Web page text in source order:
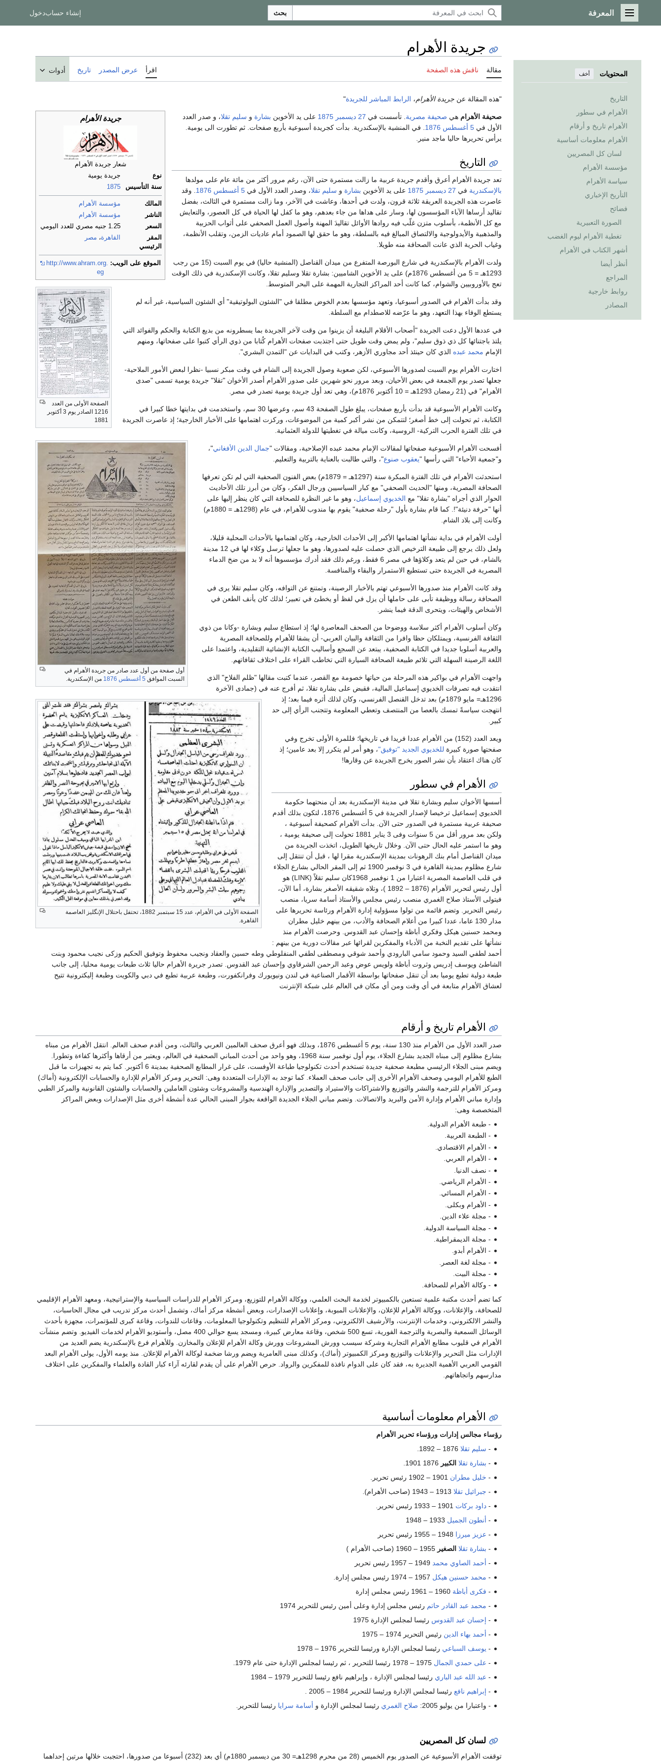
القائمة الرئيسية
المعرفة بحث إنشاء حسابدخول
المحتويات أخف
التاريخ
الأهرام في سطور
الأهرام تاريخ و أرقام
الأهرام معلومات أساسية
لسان كل المصريين
مؤسسة الأهرام
سياسة الأهرام
التأريخ الإخباري
فضائح
الصورة التعبيرية
تغطية الأهرام ليوم الغضب
أشهر الكتاب في الأهرام
أنظر أيضا
المراجع
روابط خارجية
المصادر
جريدة الأهرام
مقالة ناقش هذه الصفحة اقرأ عرض المصدر تاريخ أدوات
"هذه المقالة عن جريدة الأهرام، الرابط المباشر للجريدة"
جريدة الأهرام
شعار جريدة الأهرام
نوع
جريدة يومية
سنة التأسيس
1875
المالك
مؤسسة الأهرام
الناشر
مؤسسة الأهرام
السعر
1.25 جنيه مصري للعدد اليومي
المقر
الرئيسي
القاهرة، مصر
الموقع على الويب: http://www.ahram.org.
eg
الصفحة الأولى من العدد
1216 الصادر يوم 3 أكتوبر
1881
صحيفة الأهرام هي صحيفة مصرية . تأسست في 27 ديسمبر 1875 على يد الأخوين بشارة و سليم تقلا، و صدر العدد
الأول في 5 أغسطس 1876 . في المنشية بالإسكندرية. بدأت كجريدة أسبوعية بأربع صفحات. ثم تطورت الى يومية.
يرأس تحريرها حاليا ماجد منير.
التاريخ
أول صفحة من أول عدد صادر من جريدة الأهرام في
السبت الموافق 5 أغسطس 1876 من الإسكندرية.
تعد جريدة الأهرام أعرق وأقدم جريدة عربية ما زالت مستمرة حتى الآن، رغم مرور أكثر من مائة عام على مولدها
بالإسكندرية في 27 ديسمبر 1875 على يد الأخوين بشارة و سليم تقلا، وصدر العدد الأول في 5 أغسطس 1876. وقد
عاصرت هذه الجريدة العريقة ثلاثة قرون، ولدت في أحدها، وعاشت في الآخر، وما زالت مستمرة في الثالث، بفضل
تقاليد أرساها الآباء المؤسسون لها، وسار على هداها من جاء بعدهم، وهو ما كفل لها الحياة في كل العصور، والتعايش
مع كل الأنظمة، بأسلوب متزن غلّب فيه روادها الأوائل تقاليدَ المهنة وأصول العمل الصحفي على أثواب الحزبية
والمذهبية والأيدولوجية والالتصاق المبالغ فيه بالسلطة، وهو ما حقق لها الصمود أمام عاديات الزمن، وتقلب الأنظمة،
وغياب الحرية الذي عانت الصحافة منه طويلا.
ولدت الأهرام بالإسكندرية في شارع البورصة المتفرع من ميدان القناصل (المنشية حاليا) في يوم السبت (15 من رجب
1293هـ = 5 من أغسطس 1876م) على يد الأخوين الشاميين: بشارة تقلا وسليم تقلا، وكانت الإسكندرية في ذلك الوقت
تعج بالأوروبيين والشوام، كما كانت أحد المراكز التجارية المهمة على البحر المتوسط.
وقد بدأت الأهرام في الصدور أسبوعيا، وتعهد مؤسسها بعدم الخوض مطلقا في "الشئون البولوتيقية" أي الشئون السياسية، غير أنه لم
يستطع الوفاء بهذا التعهد، وهو ما عرّضه للاصطدام مع السلطة.
في عددها الأول دعت الجريدة "أصحاب الأقلام البليغة أن يزينوا من وقت لآخر الجريدة بما يسطرونه من بديع الكتابة والحكم والفوائد التي
يلتذ باجتنائها كل ذي ذوق سليم"، ولم يمض وقت طويل حتى اجتذبت صفحات الأهرام كُتابا من ذوي الرأي كتبوا على صفحاتها، ومنهم
الإمام محمد عبده الذي كان حينئذ أحد مجاوري الأزهر، وكتب في البدايات عن "التمدن البشري".
اختارت الأهرام يوم السبت لصدورها الأسبوعي، لكن صعوبة وصول الجريدة إلى الشام في وقت مبكر نسبيا -نظرا لبعض الأمور الملاحية-
جعلها تصدر يوم الجمعة في بعض الأحيان، وبعد مرور نحو شهرين على صدور الأهرام أصدر الأخوان "تقلا" جريدة يومية تسمى "صدى
الأهرام" في (21 رمضان 1293هـ = 10 أكتوبر 1876م)، وهي تعد أول جريدة يومية تصدر في مصر.
وكانت الأهرام الأسبوعية قد بدأت بأربع صفحات، يبلغ طول الصفحة 43 سم، وعرضها 30 سم، واستخدمت في بدايتها خطا كبيرا في
الكتابة، ثم تحولت إلى خط أصغر؛ لتتمكن من نشر أكبر كمية من الموضوعات، وركزت اهتمامها على الأخبار الخارجية؛ إذ عاصرت الجريدة
في تلك الفترة الحرب التركية- الروسية، وكانت ميالة في تغطيتها للدولة العثمانية.
الصفحة الأولى في الأهرام، عدد 15 سبتمبر 1882، تحتفل باحتلال الإنگليز العاصمة
القاهرة.
أفسحت الأهرام الأسبوعية صفحاتها لمقالات الإمام محمد عبده الإصلاحية، ومقالات "جمال الدين الأفغاني"،
و"جمعية الأحباء" التي رأسها "يعقوب صنوع"، والتي طالبت بالعناية بالتربية والتعليم.
استحدثت الأهرام في تلك الفترة المبكرة سنة (1297هـ = 1879م) بعض الفنون الصحفية التي لم تكن تعرفها
الصحافة المصرية، ومنها "الحديث الصحفي" مع كبار السياسيين ورجال الفكر، وكان من أبرز تلك الأحاديث
الحوار الذي أجراه "بشارة تقلا" مع الخديوي إسماعيل، وهو ما غير النظرة للصحافة التي كان ينظر إليها على
أنها "حرفة دنيئة"!. كما قام بشارة بأول "رحلة صحفية" يقوم بها مندوب للأهرام، في عام (1298هـ = 1880م)
وكانت إلى بلاد الشام.
أولت الأهرام في بداية نشأتها اهتمامها الأكبر إلى الأحداث الخارجية، وكان اهتمامها بالأحداث المحلية قليلا،
ولعل ذلك يرجع إلى طبيعة الترخيص الذي حصلت عليه لصدورها، وهو ما جعلها ترسل وكلاء لها في 12 مدينة
بالشام، في حين لم يتعد وكلاؤها في مصر 6 فقط، ورغم ذلك فقد أدرك مؤسسوها أنه لا بد من ضخ الدماء
المصرية في الجريدة حتى تستطيع الاستمرار والبقاء والمنافسة.
وقد كانت الأهرام منذ صدورها الأسبوعي تهتم بالأخبار الرصينة، وتمتنع عن التوافه، وكان سليم تقلا يرى في
الصحافة رسالة ووظيفة تأبى على حاملها أن يزل في لفظ أو يخطئ في تعبير؛ لذلك كان يأنف الطعن في
الأشخاص والهيئات، ويتحرى الدقة فيما ينشر.
وكان أسلوب الأهرام أكثر سلاسة ووضوحا من الصحف المعاصرة لها؛ إذ استطاع سليم وبشارة -وكانا من ذوي
الثقافة الفرنسية، ويمتلكان حظا وافرا من الثقافة والبيان العربي- أن يشقا للأهرام وللصحافة المصرية
والعربية أسلوبا جديدا في الكتابة الصحفية، يبتعد عن السجع وأساليب الكتابة الإنشائية التقليدية، واعتمدا على
اللغة الرصينة السهلة التي تلائم طبيعة الصحافة السيارة التي تخاطب القراء على اختلاف ثقافاتهم.
واجهت الأهرام في بواكير هذه المرحلة من حياتها خصومة مع القصر، عندما كتبت مقالها "ظلم الفلاح" الذي
انتقدت فيه تصرفات الخديوي إسماعيل المالية، فقبض على بشارة تقلا، ثم أفرج عنه في (جمادى الآخرة
1296هـ= مايو 1879م) بعد تدخل القنصل الفرنسي، وكان لذلك أثره فيما بعد؛ إذ
انتهجت سياسةً تمسك بالعصا من المنتصف وتعطي المعلومة وتتجنب الرأي إلى حد
كبير.
ويعد العدد (152) من الأهرام عددا فريدا في تاريخها؛ فللمرة الأولى تخرج وفي
صفحتها صورة كبيرة للخديوي الجديد "توفيق"، وهو أمر لم يتكرر إلا بعد عامين؛ إذ
كان هناك اعتقاد بأن نشر الصور يخرج الجريدة عن وقارها!
الأهرام في سطور
أسسها الأخوان سليم وبشارة تقلا في مدينة الإسكندرية بعد أن منحتهما حكومة
الخديوي إسماعيل ترخيصا لإصدار الجريدة في 5 أغسطس 1876، لتكون بذلك أقدم
صحيفة عربية مستمرة في الصدور حتى الآن. بدأت الأهرام كصحيفة أسبوعية ،
ولكن بعد مرور أقل من 5 سنوات وفى 3 يناير 1881 تحولت إلى صحيفة يومية ،
وهو ما استمر عليه الحال حتى الآن. وخلال تاريخها الطويل، اتخذت الجريدة من
ميدان القناصل أمام بنك الرهونات بمدينة الإسكندرية مقرا لها ، قبل أن تنتقل إلى
شارع مظلوم بمدينة القاهرة في 3 نوفمبر 1900 ثم إلى المقر الحالي بشارع الجلاء
في قلب العاصمة المصرية اعتبارا من 1 نوفمبر 1968كان سليم تقلاً (LINK) هو
أول رئيس لتحرير الأهرام (1876 – 1892 )، وتلاه شقيقه الأصغر بشارة، أما الآن،
فيتولى الأستاذ صلاح الغمري منصب رئيس مجلس والأستاذ أسامة سريا، منصب
رئيس التحرير. وتضم قائمة من تولوا مسؤولية إدارة الأهرام ورئاسة تحريرها على
مدار 130 عاما، عددا كبيرا من أعلام الصحافة والأدب، من بينهم خليل مطران
ومحمد حسنين هيكل وفكري أباظة وإحسان عبد القدوس. وحرصت الأهرام منذ
نشأتها على تقديم النخبة من الأدباء والمفكرين لقرائها عبر مقالات دورية من بينهم :
أحمد لطفي السيد وحمود سامي البارودي وأحمد شوقي ومصطفى لطفي المنفلوطي وطه حسين والعقاد ونجيب محفوظ وتوفيق الحكيم وزكى نجيب محمود وبنت
الشاطئ ويوسف إدريس وثروت أباظة ولويس عوض وعبد الرحمن الشرقاوي وإحسان عبد القدوس. تصدر جريرة الأهرام حاليا ثلاث طبعات يومية محليا، إلى جانب
طبعة دولية تطبع يوميا بعد أن تنقل صفحاتها بواسطة الأقمار الصناعية في لندن ونيويورك وفرانكفورت، وطبعة عربية تطبع في دبي والكويت وطبعة إليكترونية تتيح
لعشاق الأهرام متابعة في أي وقت ومن أي مكان في العالم على شبكة الإنترنت
الأهرام تاريخ و أرقام
صدر العدد الأول من الأهرام منذ 130 سنة، يوم 5 أغسطس 1876، وبذلك فهو أعرق صحف العالمين العربي والثالث، ومن أقدم صحف العالم. انتقل الأهرام من مبناه
بشارع مظلوم إلى مبناه الجديد بشارع الجلاء، يوم أول نوفمبر سنة 1968، وهو واحد من أحدث المباني الصحفية في العالم، ويعتبر من أرقاها وأكثرها كفاءة وتطورا.
ويضم مبنى الجلاء الرئيسي مطبعة صحفية جديدة تستخدم أحدث تكنولوجيا طباعة الأوفست، على غرار المطابع الصحفية بمدينة 6 أكتوبر. كما يتم به تجهيزات ما قبل
الطبع للأهرام اليومي وصحف الأهرام الأخرى إلى جانب صحف العملاء. كما توجد به الإدارات المتعددة وهى: التحرير ومركز الأهرام للإدارة والحسابات الإلكترونية (أماك)
ومركز الأهرام للترجمة والنشر والتوزيع والاشتراكات والاستيراد والتصدير والإدارة الهندسية والمشروعات وشئون العاملين والحسابات والشئون القانونية والمركز الطبي
وإدارة مباني الأهرام وإدارة الأمن والبريد والاتصالات. وتضم مباني الجلاء الجديدة الواقعة بجوار المبنى الحالي عدة أنشطة أخرى مثل الإصدارات وبعض المراكز
المتخصصة وهى:
- طبعة الأهرام الدولية.
- الطبعة العربية.
- الأهرام الاقتصادي.
- الأهرام العربي.
- نصف الدنيا.
- الأهرام الرياضي.
- الأهرام المسائي.
- الأهرام وبكلى.
- مجلة علاء الدين.
- مجلة السياسة الدولية.
- مجلة الديمقراطية.
- الأهرام أبدو.
- مجلة لغة العصر.
- مجلة البيت.
- وكالة الأهرام للصحافة.
كما تضم أحدث مكتبة علمية تستعين بالكمبيوتر لخدمة البحث العلمي، ووكالة الأهرام للتوزيع، ومركز الأهرام للدراسات السياسية والإستراتيجية، ومعهد الأهرام الإقليمي
للصحافة، والإعلانات، ووكالة الأهرام للإعلان، والإعلانات المبوبة، وإعلانات الإصدارات، وبعض أنشطة مركز أماك، وتشمل أحدث مركز تدريب في مجال الحاسبات،
والنشر الالكتروني، وخدمات الإنترنت، والأرشيف الالكتروني، ومركز الأهرام للتنظيم وتكنولوجيا المعلومات، وقاعات للندوات، وقاعة كبرى للمؤتمرات، مجهزة بأحدث
الوسائل السمعية والبصرية والترجمة الفورية، تسع 500 شخص، وقاعة معارض كبيرة، ومسجد يسع حوالي 400 مصل، وأستوديو الأهرام لخدمات الفيديو. وتضم منشآت
الأهرام في قليوب مطابع الأهرام التجارية وشركة سيسب وورش المشروعات وورش وكالة الأهرام للإعلان والمخازن. وللأهرام فرع بالإسكندرية يضم العديد من
الإدارات مثل التحرير والإعلانات والتوزيع ومركز الكمبيوتر (أماك)، وكذلك مبنى العامرية ويضم ورشا ضخمة لوكالة الأهرام للإعلان. منذ يومه الأول، يولى الأهرام البعد
القومي العربي الأهمية الجديرة به، فقد كان على الدوام نافذة للمفكرين والرواد. حرص الأهرام على أن يقدم لقارئه آراء كبار القادة والعلماء والمفكرين على اختلاف
مدارسهم واتجاهاتهم.
الأهرام معلومات أساسية
رؤساء مجالس إدارات ورؤساء تحرير الأهرام
- سليم تقلا
- بشارة تقلا الكبير
- خليل مطران
- جبرائيل تقلا
-داود بركات
- أنطون الجميل
- عزيز ميرزا
- بشارة تقلا الصغير 1955 – 1960 (صاحب الأهرام )
- أحمد الصاوي محمد 1949 – 1957 رئيس تحرير
- محمد حسنين هيكل
- فكرى أباظة 1960 – 1961 رئيس مجلس إدارة
- محمد عبد القادر حاتم رئيس مجلس إدارة وعلى أمين رئيس للتحرير 1974
- إحسان عبد القدوس رئيسا لمجلس الإدارة 1975
- أحمد بهاء الدين رئيس التحرير 1974 – 1975
- يوسف السباعي رئيسا لمجلس الإدارة ورئيسا للتحرير 1976 – 1978
- على حمدي الجمال 1975 – 1978 رئيسا للتحرير ، ثم رئيسا لمجلس الإدارة حتى عام 1979.
- عبد الله عبد الباري رئيسا لمجلس الإدارة ، وإبراهيم نافع رئيسا للتحرير 1979 – 1984
- إبراهيم نافع رئيسا لمجلس الإدارة ورئيسا للتحرير 1984 – 2005 .
- واعتبارا من يوليو 2005:
صلاح الغمري رئيسا لمجلس الإدارة و أسامة سرايا رئيسا للتحرير.
لسان كل المصريين
توقفت الأهرام الأسبوعية عن الصدور يوم الخميس (28 من محرم 1298هـ= 30 من ديسمبر 1880م) أي بعد (232) أسبوعا من صدورها، احتجبت خلالها مرتين إحداهما